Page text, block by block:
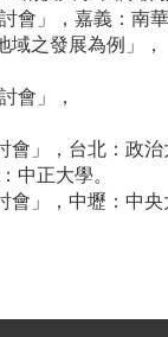
會」，嘉義：南華
之發展為例」，
會」，
」，台北：政治
中正大學。
」，中壢：中央